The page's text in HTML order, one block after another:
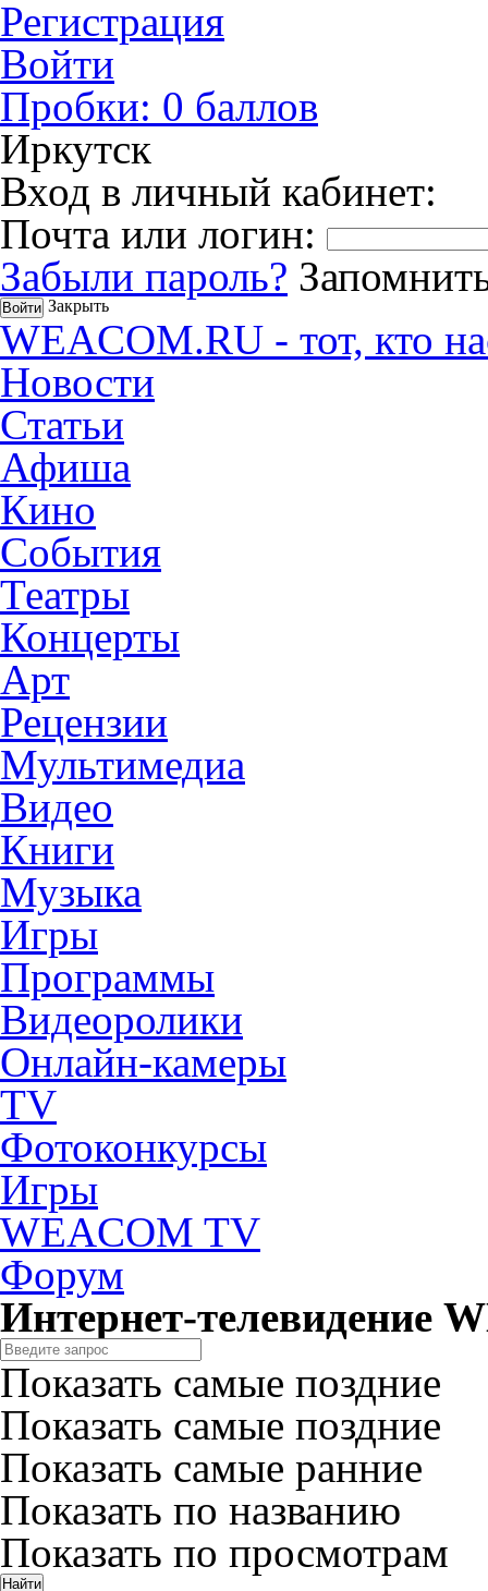
Регистрация
Войти
Пробки: 0 баллов
Иркутск
Вход в личный кабинет:
Почта или логин:
Забыли пароль?
Закрыть
WEACOM.RU - тот, кто
Новости
Статьи
Афиша
Кино
События
Театры
Концерты
Арт
Рецензии
Мультимедиа
Видео
Книги
Музыка
Игры
Программы
Видеоролики
Онлайн-камеры
TV
Фотоконкурсы
Игры
WEACOM TV
Форум
Интернет-телевидение
Показать самые поздние
Показать самые поздние
Показать самые ранние
Показать по названию
Показать по просмотрам